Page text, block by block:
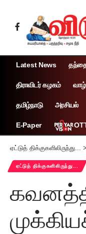
Latest News தந்தை
திராவிடர் கழகம்
தமிழ்நாடு அரசியல்
E-Paper
ஏட்டுத் திக்குகளிலிருந்து... >
ஏட்டுத் திக்குகளிலிருந்து...